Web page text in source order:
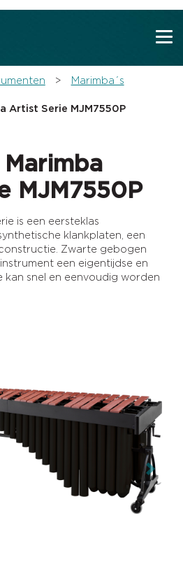
this message again
Marimba´s
Artist Serie MJM7550P
Marimba
MJM7550P
is een eersteklas
klankplaten, een
Zwarte gebogen
een eigentijdse en
kan snel en eenvoudig worden
Next